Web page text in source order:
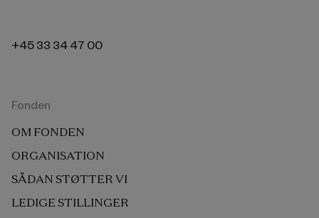
+45 33 34 47 00
Fonden
OM FONDEN
ORGANISATION
SÅDAN STØTTER VI
LEDIGE STILLINGER